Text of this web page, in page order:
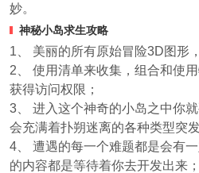
妙。
神秘小岛求生攻略
1、 美丽的所有原始冒险3D图形
2、 使用清单来收集，组合和使
获得访问权限；
3、 进入这个神奇的小岛之中你
会充满着扑朔迷离的各种类型突发
4、 遭遇的每一个难题都是会有
的内容都是等待着你去开发出来；